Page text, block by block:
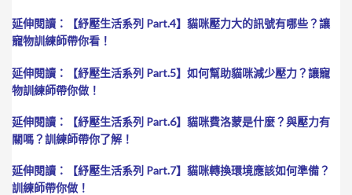
延伸閱讀：
【紓壓生活系列 Part.4】貓咪壓力大的訊號有哪些？讓
寵物訓練師帶你看！
延伸閱讀：
【紓壓生活系列 Part.5】如何幫助貓咪減少壓力？讓寵
物訓練師帶你做！
延伸閱讀：
【紓壓生活系列 Part.6】貓咪費洛蒙是什麼？與壓力有
關嗎？訓練師帶你了解！
延伸閱讀：【紓壓生活系列 Part.7】貓咪轉換環境應該如何準備？
訓練師帶你做！